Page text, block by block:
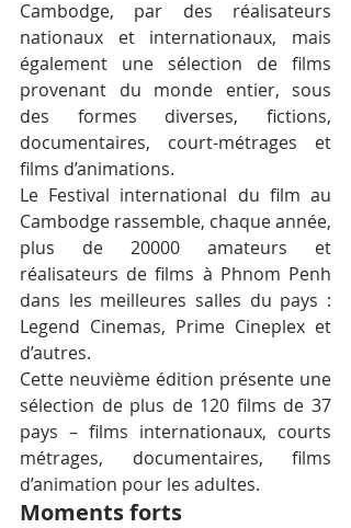
Cambodge, par des réalisateurs
nationaux et internationaux, mais
également une sélection de films
provenant du monde entier, sous
des formes diverses, fictions,
documentaires, court-métrages et
films d’animations.
Le Festival international du film au
Cambodge rassemble, chaque année,
plus de 20000 amateurs et
réalisateurs de films à Phnom Penh
dans les meilleures salles du pays :
Legend Cinemas, Prime Cineplex et
d’autres.
Cette neuvième édition présente une
sélection de plus de 120 films de 37
pays – films internationaux, courts
métrages, documentaires, films
d’animation pour les adultes.
Moments forts